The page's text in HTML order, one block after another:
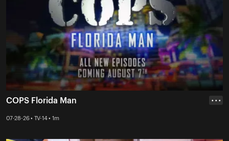
COPS Florida Man
07-28-26 • TV-14 • 1m
• • •